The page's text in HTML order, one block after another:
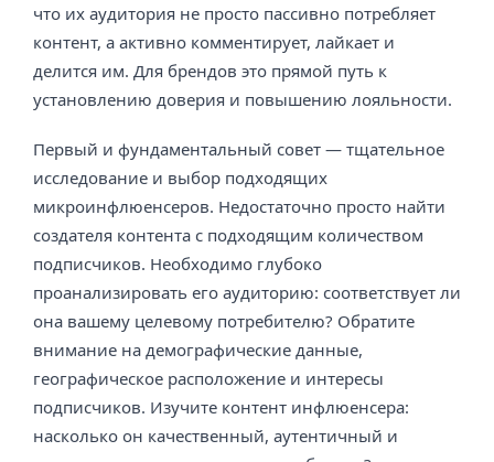
что их аудитория не просто пассивно потребляет
контент, а активно комментирует, лайкает и
делится им. Для брендов это прямой путь к
установлению доверия и повышению лояльности.
Первый и фундаментальный совет — тщательное
исследование и выбор подходящих
микроинфлюенсеров. Недостаточно просто найти
создателя контента с подходящим количеством
подписчиков. Необходимо глубоко
проанализировать его аудиторию: соответствует ли
она вашему целевому потребителю? Обратите
внимание на демографические данные,
географическое расположение и интересы
подписчиков. Изучите контент инфлюенсера:
насколько он качественный, аутентичный и